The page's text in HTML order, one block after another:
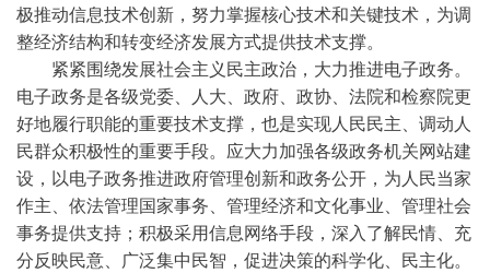
极推动信息技术创新，努力掌握核心技术和关键技术，为调
整经济结构和转变经济发展方式提供技术支撑。
紧紧围绕发展社会主义民主政治，大力推进电子政务。
电子政务是各级党委、人大、政府、政协、法院和检察院更
好地履行职能的重要技术支撑，也是实现人民民主、调动人
民群众积极性的重要手段。应大力加强各级政务机关网站建
设，以电子政务推进政府管理创新和政务公开，为人民当家
作主、依法管理国家事务、管理经济和文化事业、管理社会
事务提供支持；积极采用信息网络手段，深入了解民情、充
分反映民意、广泛集中民智，促进决策的科学化、民主化。